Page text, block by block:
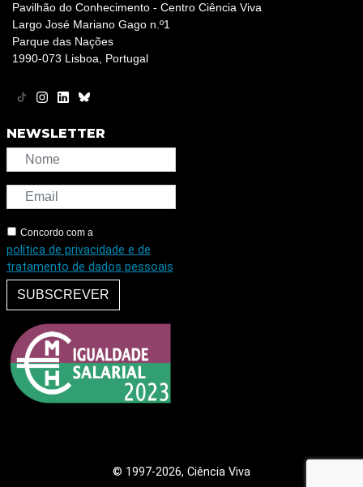
Pavilhão do Conhecimento - Centro Ciência Viva
Largo José Mariano Gago n.º1
Parque das Nações
1990-073 Lisboa, Portugal
NEWSLETTER
Concordo com a
política de privacidade e de
tratamento de dados pessoais
SUBSCREVER
© 1997-2026, Ciência Viva